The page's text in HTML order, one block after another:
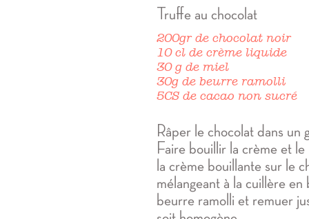
Truffe au chocolat
200gr de chocolat noir
10 cl de crème liquide
30 g de miel
30g de beurre ramolli
5CS de cacao non sucré
Râper le chocolat dans un
Faire bouillir la crème et
la crème bouillante sur le
mélangeant à la cuillère
beurre ramolli et remuer